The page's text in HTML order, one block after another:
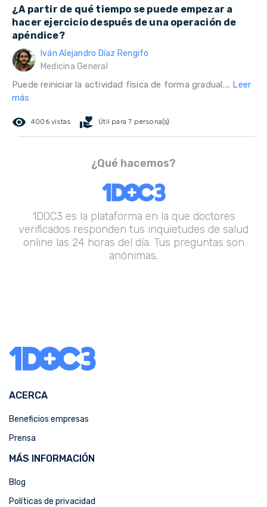
¿A partir de qué tiempo se puede empezar a
hacer ejercicio después de una operación de
apéndice?
Iván Alejandro Díaz Rengifo
Medicina General
Puede reiniciar la actividad física de forma gradual.... Leer
más
remove_red_eye 4006 vistas volunteer_activism Útil para 7 persona(s)
¿Qué hacemos?
1DOC3 es la plataforma en la que doctores
verificados responden tus inquietudes de salud
online las 24 horas del día. Tus preguntas son
anónimas.
ACERCA
Beneficios empresas
Prensa
MÁS INFORMACIÓN
Blog
Políticas de privacidad